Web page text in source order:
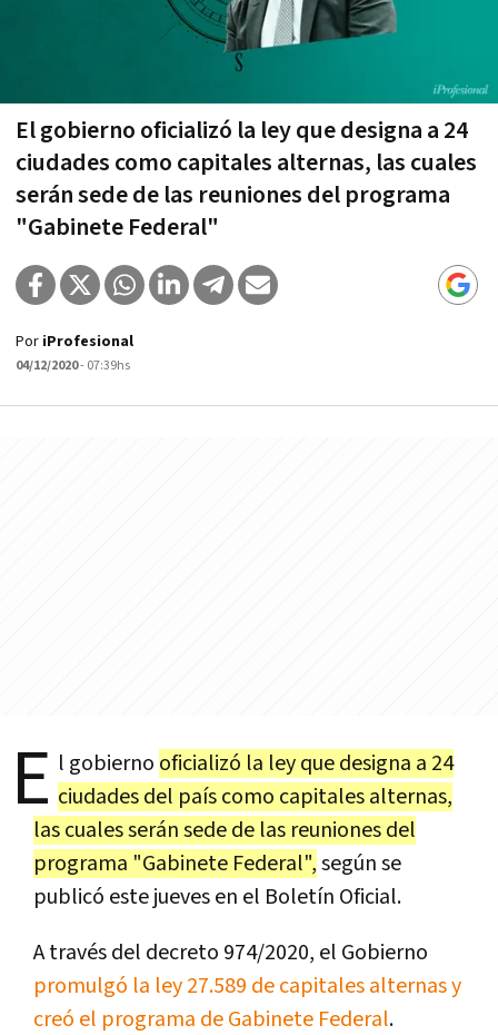
El gobierno oficializó la ley que designa a 24
ciudades como capitales alternas, las cuales
serán sede de las reuniones del programa
"Gabinete Federal"
Por iProfesional
04/12/2020- 07:39hs
E l gobierno oficializó la ley que designa a 24
ciudades del país como capitales alternas,
las cuales serán sede de las reuniones del
programa "Gabinete Federal",según se
publicó este jueves en el Boletín Oficial.
A través del decreto 974/2020, el Gobierno
promulgó la ley 27.589 de capitales alternas y
creó el programa de Gabinete Federal.